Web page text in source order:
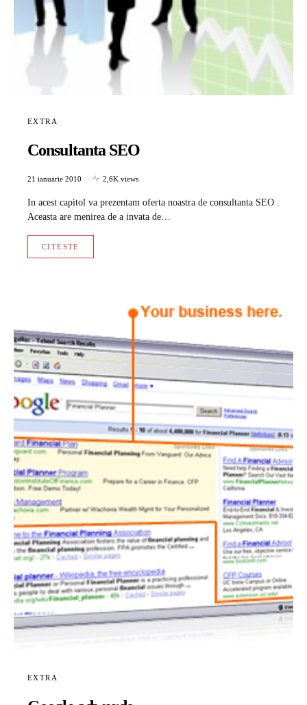
EXTRA
Consultanta SEO
21 ianuarie 2010 2,6K views
In acest capitol va prezentam oferta noastra de consultanta SEO .
Aceasta are menirea de a invata de…
CITESTE
EXTRA